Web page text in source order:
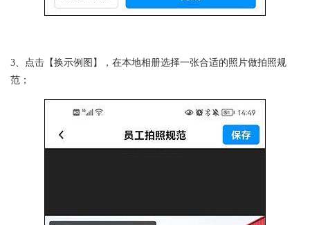
3、点击【换示例图】，在本地相册选择一张合适的照片做拍照规
范；